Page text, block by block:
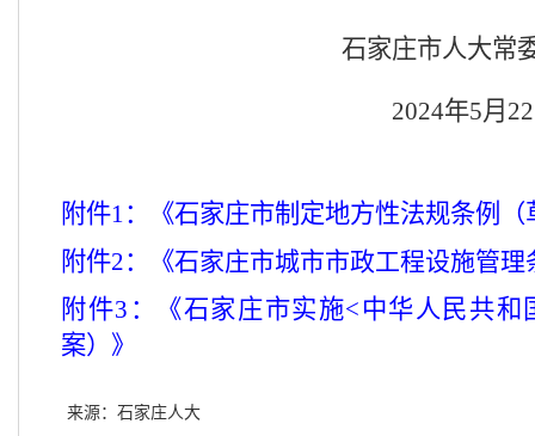
石家庄市人大常
2024年5月
附件1：《石家庄市制定地方性法规条例（
附件2：《石家庄市城市市政工程设施管理
附件3：《石家庄市实施<中华人民共和
案） 》
来源：石家庄人大